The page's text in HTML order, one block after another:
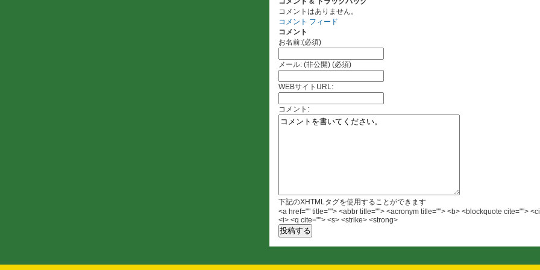
コメントはありません。
コメント フィード
コメント
お名前:(必須)
メール: (非公開) (必須)
WEBサイトURL:
コメント:
下記のXHTMLタグを使用することができます
<a href="" title=""> <abbr title=""> <acronym title=""> <b> <blockquote cite="">
<i> <q cite=""> <s> <strike> <strong>